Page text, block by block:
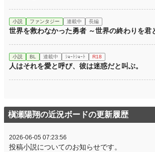
小説 ファンタジー 連載中 長編
世界を救わなかった勇者 ～世界の終わりを君
小説 BL 連載中 ｼｮｰﾄｼｮｰﾄ R18
人はそれを愛と呼び、彼は迷惑だと叫ぶ。
槇瀬陽翔の近況ボードの更新履歴
2026-06-05 07:23:56
投稿小説についてのお知らせです。